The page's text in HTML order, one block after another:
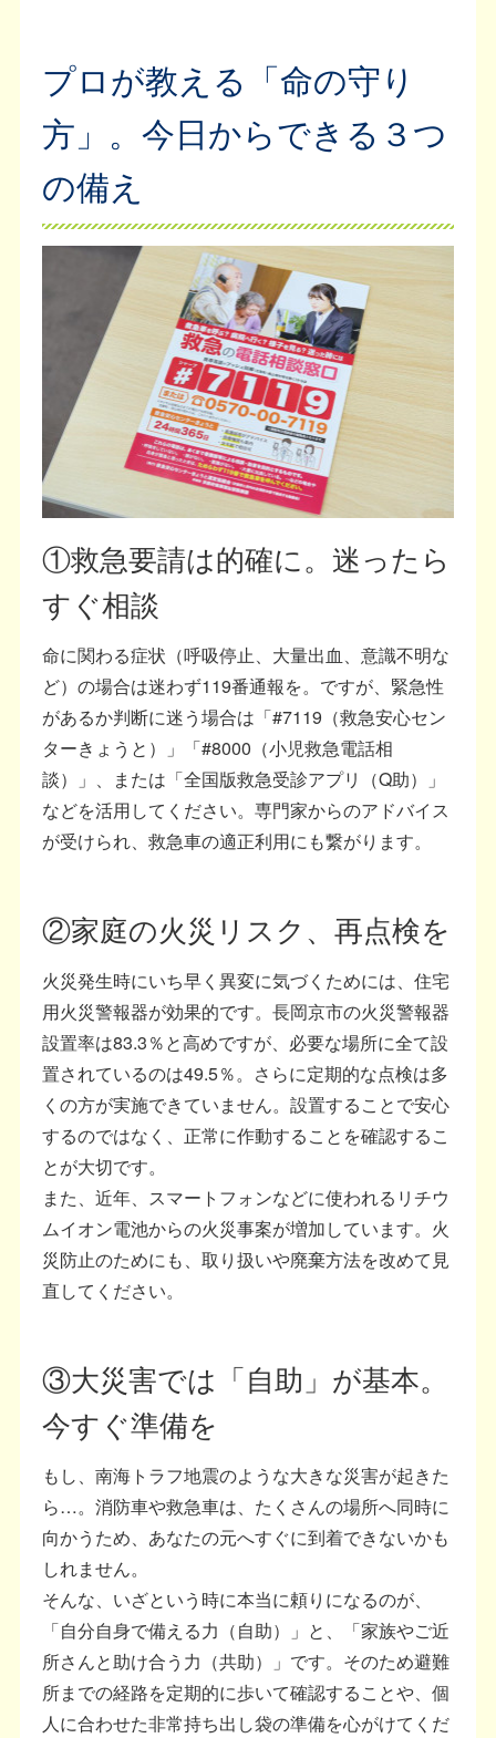
プロが教える「命の守り
方」。今日からできる３つ
の備え
①救急要請は的確に。迷ったら
すぐ相談
命に関わる症状（呼吸停止、大量出血、意識不明な
ど）の場合は迷わず119番通報を。ですが、緊急性
があるか判断に迷う場合は「#7119（救急安心セン
ターきょうと）」「#8000（小児救急電話相
談）」、または「全国版救急受診アプリ（Q助）」
などを活用してください。専門家からのアドバイス
が受けられ、救急車の適正利用にも繋がります。
②家庭の火災リスク、再点検を
火災発生時にいち早く異変に気づくためには、住宅
用火災警報器が効果的です。長岡京市の火災警報器
設置率は83.3％と高めですが、必要な場所に全て設
置されているのは49.5％。さらに定期的な点検は多
くの方が実施できていません。設置することで安心
するのではなく、正常に作動することを確認するこ
とが大切です。
また、近年、スマートフォンなどに使われるリチウ
ムイオン電池からの火災事案が増加しています。火
災防止のためにも、取り扱いや廃棄方法を改めて見
直してください。
③大災害では「自助」が基本。
今すぐ準備を
もし、南海トラフ地震のような大きな災害が起きた
ら…。消防車や救急車は、たくさんの場所へ同時に
向かうため、あなたの元へすぐに到着できないかも
しれません。
そんな、いざという時に本当に頼りになるのが、
「自分自身で備える力（自助）」と、「家族やご近
所さんと助け合う力（共助）」です。そのため避難
所までの経路を定期的に歩いて確認することや、個
人に合わせた非常持ち出し袋の準備を心がけてくだ